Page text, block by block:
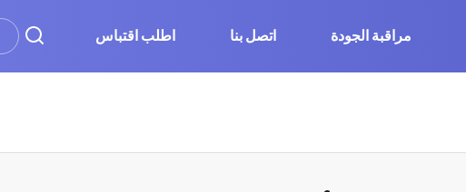
مراقبة الجودة اتصل بنا اطلب اقتباس